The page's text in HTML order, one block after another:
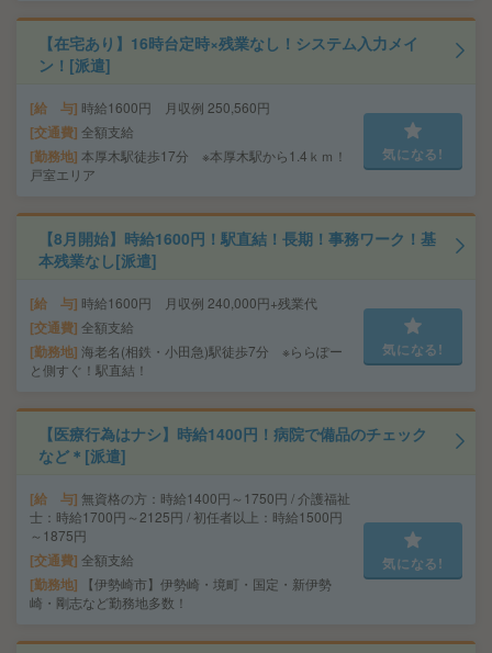
【在宅あり】16時台定時×残業なし！システム入力メイ
ン！[派遣]
給 与 時給1600円 月収例 250,560円
交通費 全額支給
勤務地 本厚木駅徒歩17分 ※本厚木駅から1.4ｋｍ！
戸室エリア
気になる!
【8月開始】時給1600円！駅直結！長期！事務ワーク！基
本残業なし[派遣]
給 与 時給1600円 月収例 240,000円+残業代
交通費 全額支給
勤務地 海老名(相鉄・小田急)駅徒歩7分 ※ららぽー
と側すぐ！駅直結！
気になる!
【医療行為はナシ】時給1400円！病院で備品のチェック
など＊[派遣]
給 与 無資格の方：時給1400円～1750円 / 介護福祉
士：時給1700円～2125円 / 初任者以上：時給1500円
～1875円
交通費 全額支給
勤務地
【伊勢崎市】伊勢崎・境町・国定・新伊勢
崎・剛志など勤務地多数！
気になる!